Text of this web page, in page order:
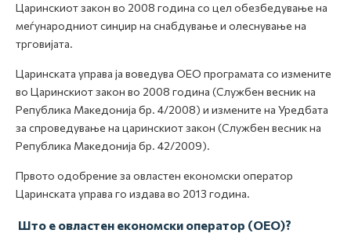
Царинскиот закон во 2008 година со цел обезбедување на
меѓународниот синџир на снабдување и олеснување на
трговијата.
Царинската управа ја воведува ОЕО програмата со измените
во Царинскиот закон во 2008 година (Службен весник на
Република Македонија бр. 4/2008) и измените на Уредбата
за спроведување на царинскиот закон (Службен весник на
Република Македонија бр. 42/2009).
Првото одобрение за овластен економски оператор
Царинската управа го издава во 2013 година.
Што е овластен економски оператор (ОЕО)?